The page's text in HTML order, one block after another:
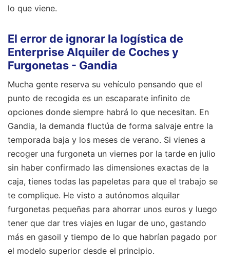
lo que viene.
El error de ignorar la logística de
Enterprise Alquiler de Coches y
Furgonetas - Gandia
Mucha gente reserva su vehículo pensando que el
punto de recogida es un escaparate infinito de
opciones donde siempre habrá lo que necesitan. En
Gandia, la demanda fluctúa de forma salvaje entre la
temporada baja y los meses de verano. Si vienes a
recoger una furgoneta un viernes por la tarde en julio
sin haber confirmado las dimensiones exactas de la
caja, tienes todas las papeletas para que el trabajo se
te complique. He visto a autónomos alquilar
furgonetas pequeñas para ahorrar unos euros y luego
tener que dar tres viajes en lugar de uno, gastando
más en gasoil y tiempo de lo que habrían pagado por
el modelo superior desde el principio.